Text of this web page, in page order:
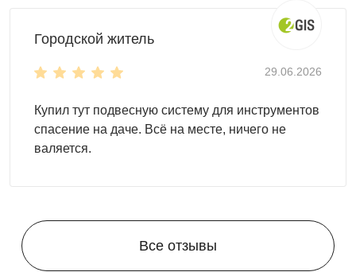
области. Дополнительно вы можете заказать блоки под
онлайн удобным для вас доступом: форма обратного
звонка, сообщение в мессенджере или письмо на почту.
Мы поможем реализовать любой проект, чтобы ваш
доступным ценам для жителейКурска и Курской области
Городской житель
29.06.2026
Купил тут подвесную систему для инструментов
спасение на даче. Всё на месте, ничего не
валяется.
Все отзывы